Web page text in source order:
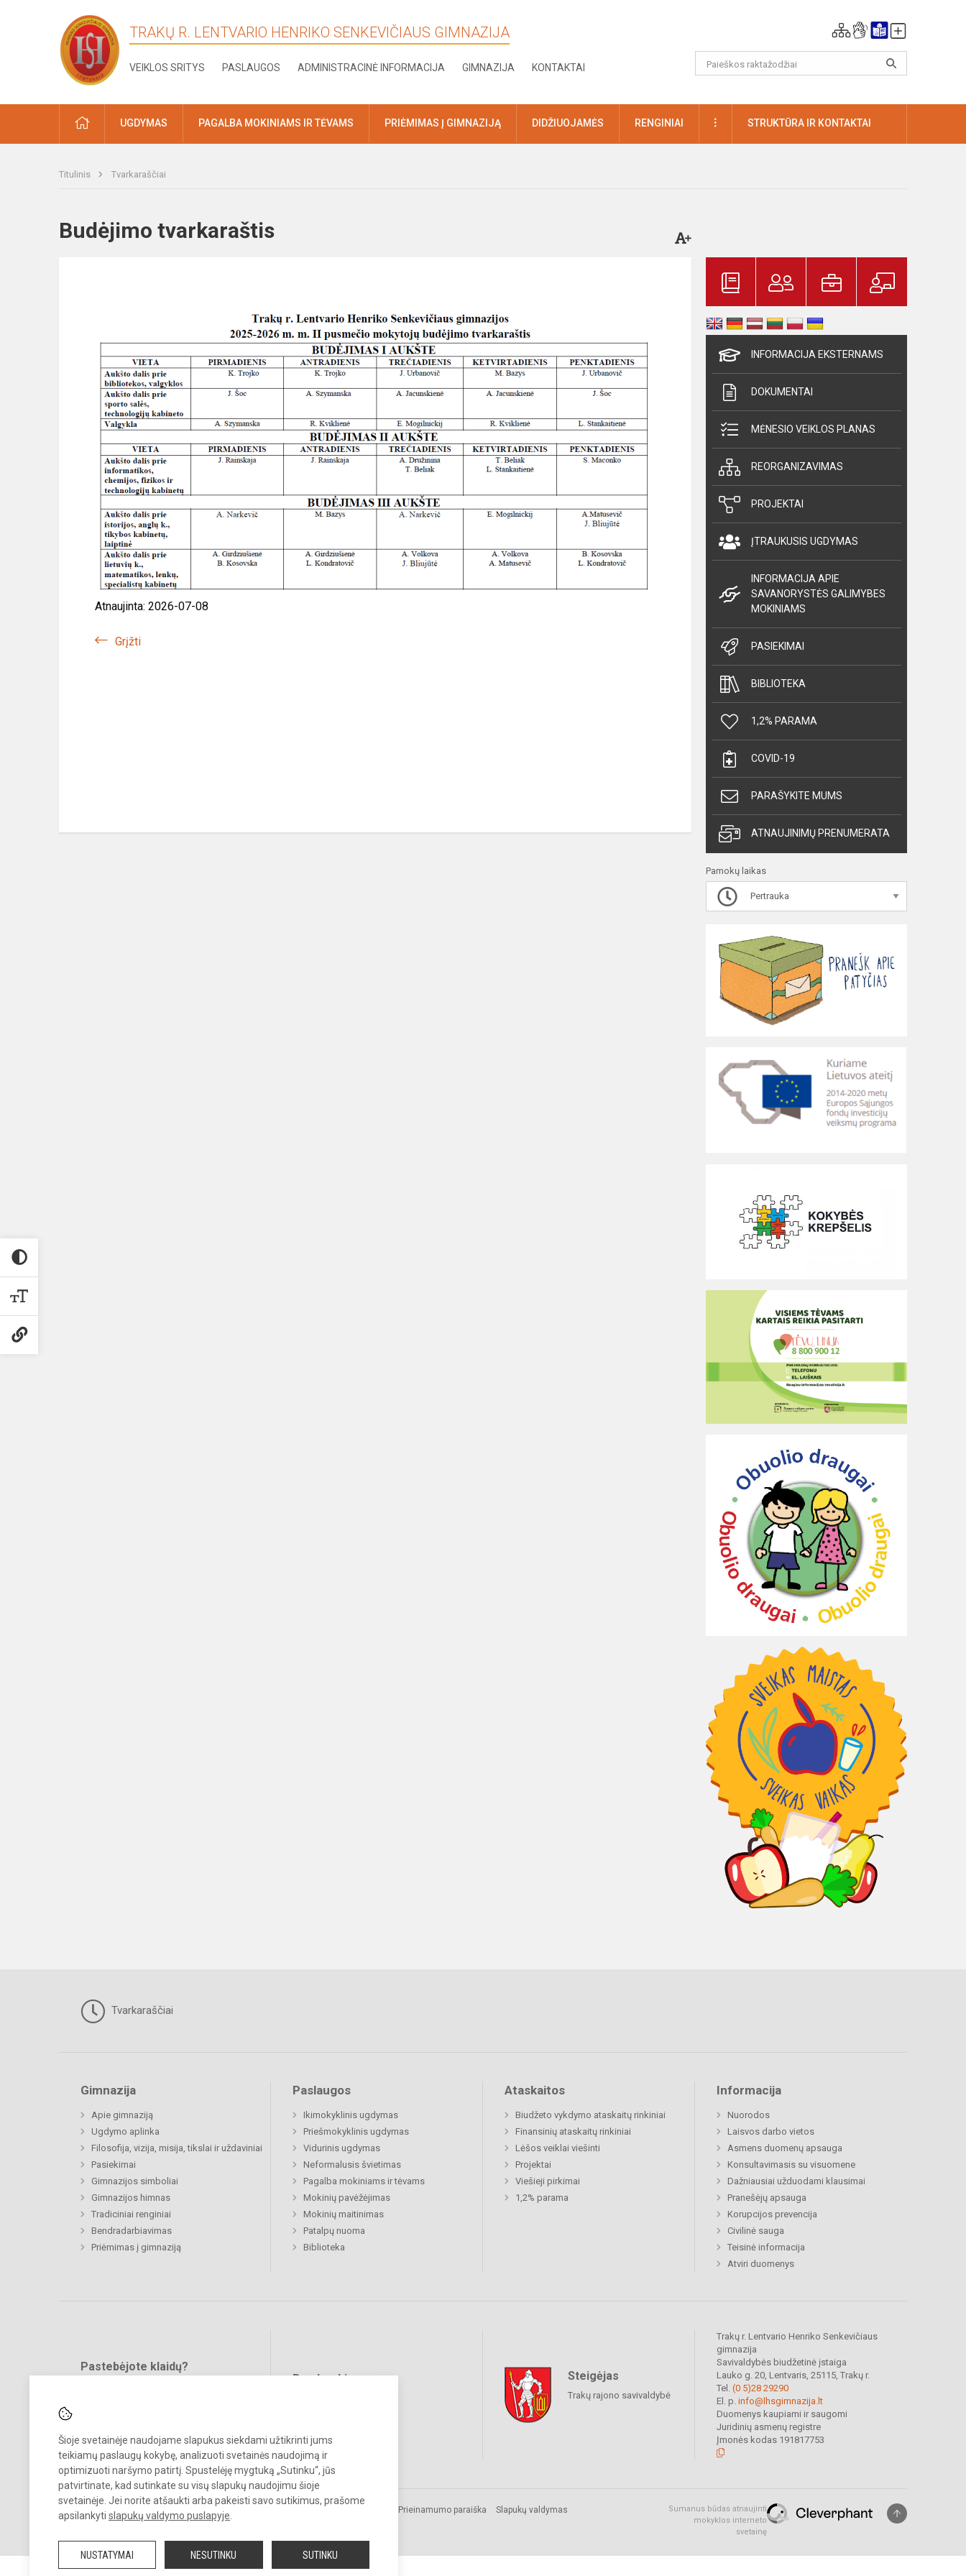
Šioje svetainėje naudojame slapukus siekdami užtikrinti jums
teikiamų paslaugų kokybę, analizuoti svetainės naudojimą ir
optimizuoti naršymo patirtį. Spustelėję mygtuką „Sutinku“, jūs
patvirtinate, kad sutinkate su visų slapukų naudojimu šioje
svetainėje. Jei norite atšaukti arba pakeisti savo sutikimus, prašome
apsilankyti slapukų valdymo puslapyje
NUSTATYMAI NESUTINKU SUTINKU
TRAKŲ R. LENTVARIO HENRIKO SENKEVIČIAUS GIMNAZIJA
VEIKLOS SRITYS PASLAUGOS ADMINISTRACINĖ INFORMACIJA GIMNAZIJA KONTAKTAI
PRADŽIAUGDYMAS PAGALBA MOKINIAMS IR TĖVAMS PRIĖMIMAS Į GIMNAZIJĄ DIDŽIUOJAMĖS RENGINIAI DAUGIAUSTRUKTŪRA IR KONTAKTAI
Titulinis Tvarkaraščiai
Budėjimo tvarkaraštis
Atnaujinta: 2026-07-08
Grįžti
INFORMACIJA EKSTERNAMS
DOKUMENTAI
MĖNESIO VEIKLOS PLANAS
REORGANIZAVIMAS
PROJEKTAI
ĮTRAUKUSIS UGDYMAS
INFORMACIJA APIE
SAVANORYSTĖS GALIMYBES
MOKINIAMS
PASIEKIMAI
BIBLIOTEKA
1,2% PARAMA
COVID-19
PARAŠYKITE MUMS
ATNAUJINIMŲ PRENUMERATA
Pamokų laikas
Pertrauka
Tvarkaraščiai
Gimnazija
Apie gimnaziją
Ugdymo aplinka
Filosofija, vizija, misija, tikslai ir uždaviniai
Pasiekimai
Gimnazijos simboliai
Gimnazijos himnas
Tradiciniai renginiai
Bendradarbiavimas
Priėmimas į gimnaziją
Paslaugos
Ikimokyklinis ugdymas
Priešmokyklinis ugdymas
Vidurinis ugdymas
Neformalusis švietimas
Pagalba mokiniams ir tėvams
Mokinių pavėžėjimas
Mokinių maitinimas
Patalpų nuoma
Biblioteka
Ataskaitos
Biudžeto vykdymo ataskaitų rinkiniai
Finansinių ataskaitų rinkiniai
Lėšos veiklai viešinti
Projektai
Viešieji pirkimai
1,2% parama
Informacija
Nuorodos
Laisvos darbo vietos
Asmens duomenų apsauga
Konsultavimasis su visuomene
Dažniausiai užduodami klausimai
Pranešėjų apsauga
Korupcijos prevencija
Civilinė sauga
Teisinė informacija
Atviri duomenys
Pastebėjote klaidų?
Bendraukime Steigėjas
Trakų rajono savivaldybė
Trakų r. Lentvario Henriko Senkevičiaus
gimnazija
Savivaldybės biudžetinė įstaiga
Lauko g. 20, Lentvaris, 25115, Trakų r.
Tel. (0 5)28 29290
El. p. info@lhsgimnazija.lt
Duomenys kaupiami ir saugomi
Juridinių asmenų registre
Įmonės kodas 191817753
© 2022. Trakų r. Lentvario Henriko Senkevičiaus gimnazija. Visos teisės
saugomos.
Prieinamumo paraiška Slapukų valdymas
Sumanus būdas atnaujinti
mokyklos interneto
svetainę